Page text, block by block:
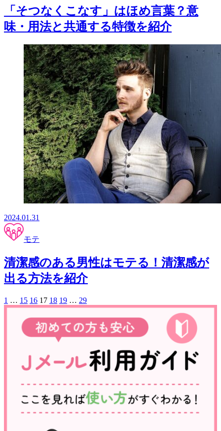
「そつなくこなす」はほめ言葉？意
味・用法と共通する特徴を紹介
2024.01.31
モテ
清潔感のある男性はモテる！清潔感が
出る方法を紹介
1 … 15 16 17 18 19 … 29